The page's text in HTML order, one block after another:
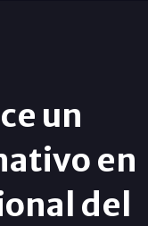
un
en
del